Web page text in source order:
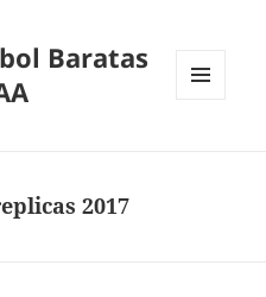
Baratas
2017